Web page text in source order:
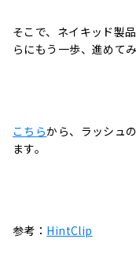
そこで、ネイキッド製
らにもう一歩、進めて
こちらから、ラッシュ
ます。
参考： HintClip